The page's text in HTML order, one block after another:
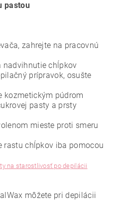
pastou
zahrejte na pracovnú
nadvihnutie chĺpkov
prípravok, osušte
kozmetickým púdrom
pasty a prsty
mieste proti smeru
rastu chĺpkov iba pomocou
na starostlivosť po depilácii
môžete pri depilácii